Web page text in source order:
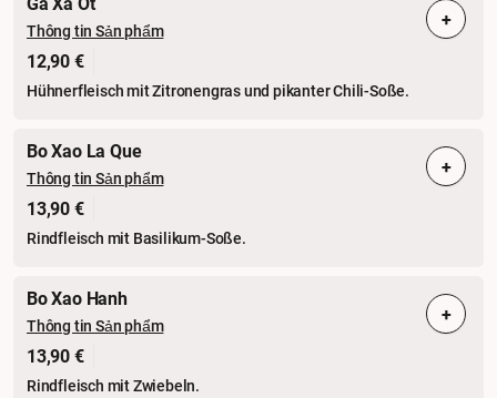
Thông tin Sản phẩm
12,90 €
Hühnerfleisch mit Zitronengras und pikanter Chili-Soße.
+
Bo Xao La Que
Thông tin Sản phẩm
13,90 €
Rindfleisch mit Basilikum-Soße.
+
Bo Xao Hanh
Thông tin Sản phẩm
13,90 €
Rindfleisch mit Zwiebeln.
+